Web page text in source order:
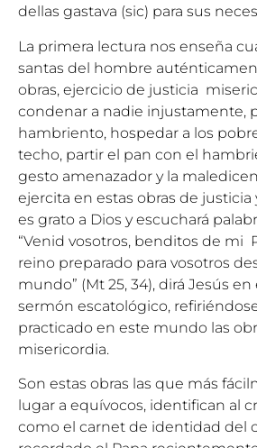
dellas gastava (sic) para sus
La primera lectura nos enseña
santas del hombre
obras, ejercicio de justicia
condenar a nadie injustamente,
hambriento, hospedar a los
techo, partir el pan con el
gesto amenazador y la
ejercita en estas obras de
es grato a Dios y escuchará
“Venid vosotros, benditos de mi
reino preparado para vosotros
mundo” (Mt 25, 34), dirá Jesús
sermón escatológico,
practicado en este mundo las
misericordia.
Son estas obras las que más
lugar a equívocos, identifican al
como el carnet de identidad del